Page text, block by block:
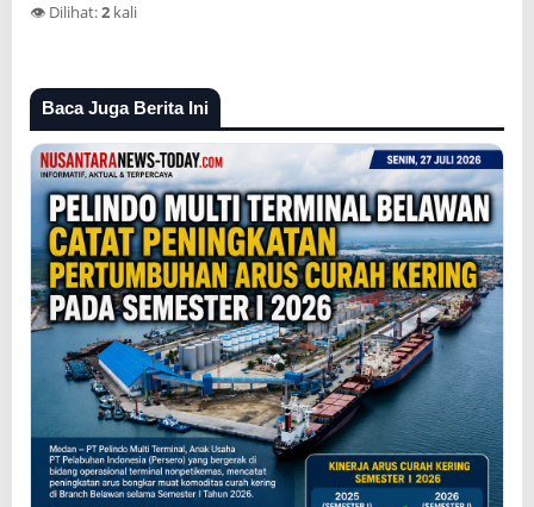
👁️ Dilihat:2 kali
Baca Juga Berita Ini